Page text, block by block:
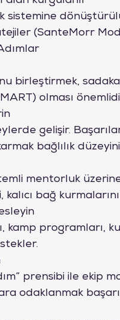
sistemine
(SanteMorr
birleştirmek,
olması
gelişir.
bağlılık düzeyini
mentorluk
bağ
kamp programları,
prensibi ile ekip
odaklanmak